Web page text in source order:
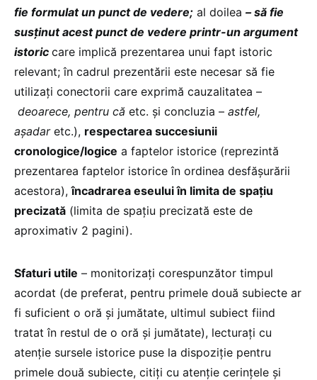
fie formulat un punct de vedere; al doilea – să fie
susținut acest punct de vedere printr-un argument
istoric care implică prezentarea unui fapt istoric
relevant; în cadrul prezentării este necesar să fie
utilizați conectorii care exprimă cauzalitatea –
deoarece, pentru că etc. și concluzia – astfel,
așadaretc.), respectarea succesiunii
cronologice/logice a faptelor istorice (reprezintă
prezentarea faptelor istorice în ordinea desfășurării
acestora),încadrarea eseului în limita de spațiu
precizată (limita de spațiu precizată este de
aproximativ 2 pagini).
Sfaturi utile – monitorizați corespunzător timpul
acordat (de preferat, pentru primele două subiecte ar
fi suficient o oră și jumătate, ultimul subiect fiind
tratat în restul de o oră și jumătate), lecturați cu
atenție sursele istorice puse la dispoziție pentru
primele două subiecte, citiți cu atenție cerințele și